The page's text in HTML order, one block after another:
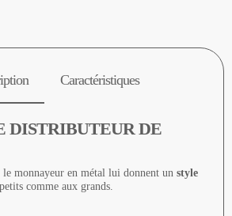
Caractéristiques
DISTRIBUTEUR DE
monnayeur en métal lui donnent un style
comme aux grands.